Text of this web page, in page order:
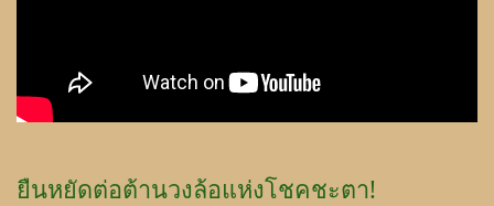
ยืนหยัดต่อต้านวงล้อแห่งโชคชะตา!